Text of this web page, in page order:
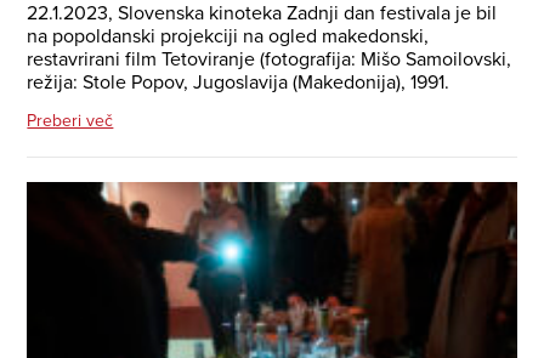
22.1.2023, Slovenska kinoteka Zadnji dan festivala je bil
na popoldanski projekciji na ogled makedonski,
restavrirani film Tetoviranje (fotografija: Mišo Samoilovski,
režija: Stole Popov, Jugoslavija (Makedonija), 1991.
Preberi več